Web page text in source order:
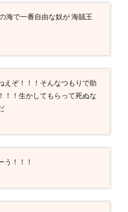
海で一番自由な奴が 海賊王
えぞ！！！そんなつもりで助
！！生かしてもらって死ぬな
う！！！